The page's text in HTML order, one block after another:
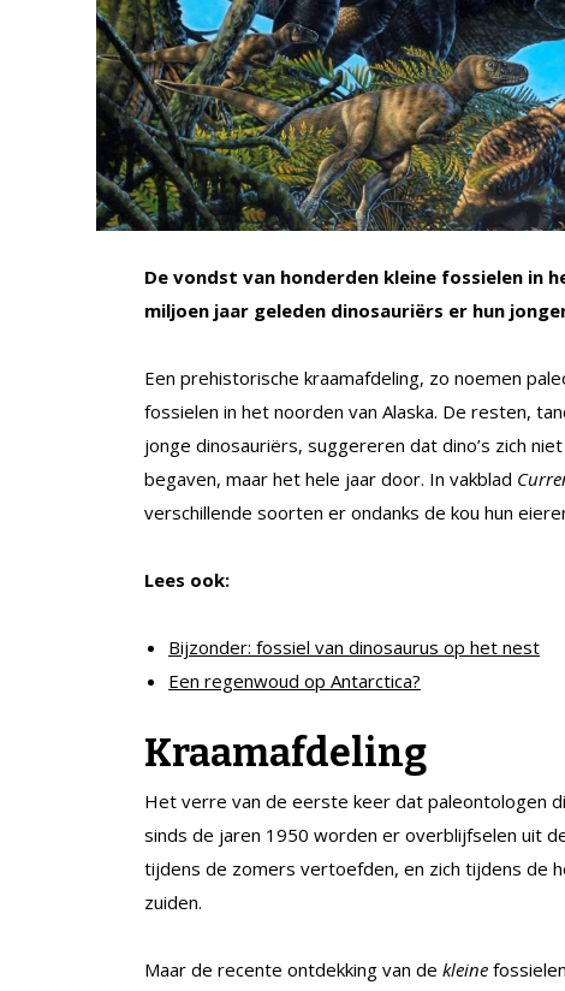
De vondst van honderden kleine fossielen
miljoen jaar geleden dinosauriërs er hun
Een prehistorische kraamafdeling, zo noemen
fossielen in het noorden van Alaska. De resten,
jonge dinosauriërs, suggereren dat dino’s zich
begaven, maar het hele jaar door. In vakblad
verschillende soorten er ondanks de kou hun
Lees ook:
Bijzonder: fossiel van dinosaurus op het nest
Een regenwoud op Antarctica?
Kraamafdeling
Het verre van de eerste keer dat paleontologen
sinds de jaren 1950 worden er overblijfselen uit
tijdens de zomers vertoefden, en zich tijdens de
zuiden.
Maar de recente ontdekking van de kleine